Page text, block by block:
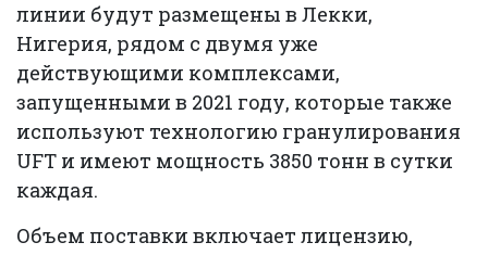
линии будут размещены в Лекки,
Нигерия, рядом с двумя уже
действующими комплексами,
запущенными в 2021 году, которые также
используют технологию гранулирования
UFT и имеют мощность 3850 тонн в сутки
каждая.
Объем поставки включает лицензию,